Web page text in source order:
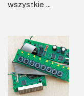
wszystkie ...